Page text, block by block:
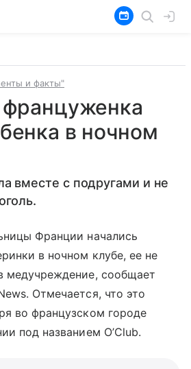
и факты"
француженка
в ночном
вместе с подругами и не
Франции начались
в ночном клубе, ее не
медучреждение, сообщает
Отмечается, что это
во французском городе
под названием O’Club.